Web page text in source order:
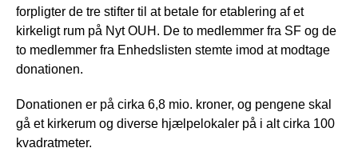
forpligter de tre stifter til at betale for etablering af et
kirkeligt rum på Nyt OUH. De to medlemmer fra SF og de
to medlemmer fra Enhedslisten stemte imod at modtage
donationen.
Donationen er på cirka 6,8 mio. kroner, og pengene skal
gå et kirkerum og diverse hjælpelokaler på i alt cirka 100
kvadratmeter.